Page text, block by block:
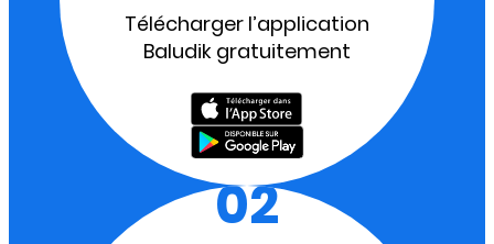
Télécharger l’application
Baludik gratuitement
02